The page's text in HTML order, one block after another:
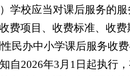
学校应当对课后服务的
费项目、收费标准、收
民办中小学课后服务收费
自2026年3月 1 日起执行